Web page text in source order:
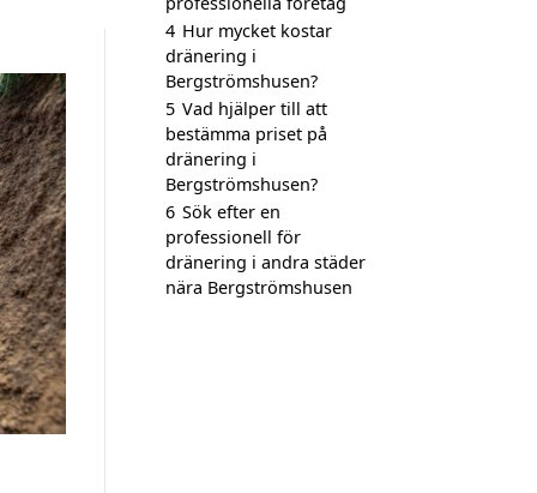
4 Hur mycket kostar
dränering i
Bergströmshusen?
5 Vad hjälper till att
bestämma priset på
dränering i
Bergströmshusen?
6 Sök efter en
professionell för
dränering i andra städer
nära Bergströmshusen